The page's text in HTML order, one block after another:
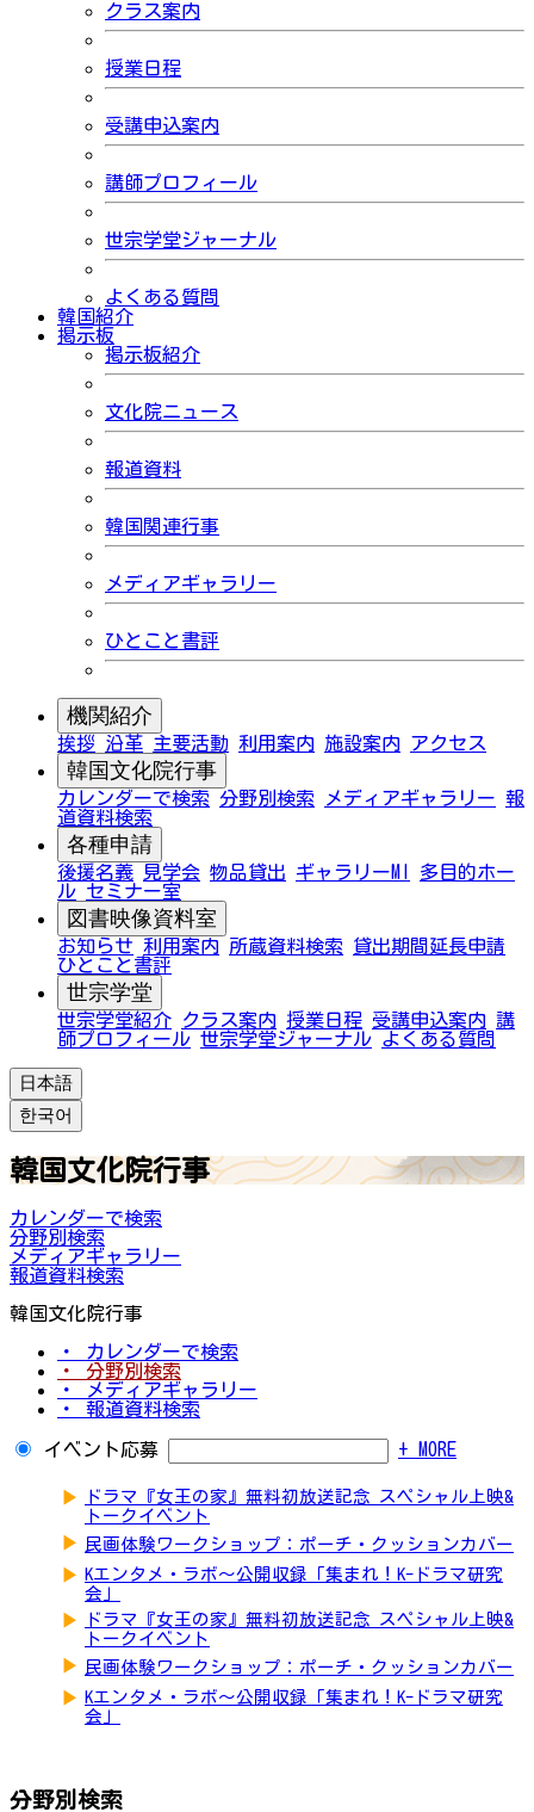
クラス案内
授業日程
受講申込案内
講師プロフィール
世宗学堂ジャーナル
よくある質問
韓国紹介
掲示板
掲示板紹介
文化院ニュース
報道資料
韓国関連行事
メディアギャラリー
ひとこと書評
機関紹介
挨拶 沿革 主要活動 利用案内 施設案内 アクセス
韓国文化院行事
カレンダーで検索 分野別検索 メディアギャラリー 報
道資料検索
各種申請
後援名義 見学会 物品貸出 ギャラリーMI
多目的ホー
ル セミナー室
図書映像資料室
お知らせ 利用案内 所蔵資料検索
貸出期間延長申請
ひとこと書評
世宗学堂
世宗学堂紹介 クラス案内 授業日程 受講申込案内 講
師プロフィール 世宗学堂ジャーナル よくある質問
日本語
한국어
韓国文化院行事
カレンダーで検索
分野別検索
メディアギャラリー
報道資料検索
韓国文化院行事
・ カレンダーで検索
・ 分野別検索
・ メディアギャラリー
・ 報道資料検索
イベント応募 + MORE
▶
ドラマ『女王の家』無料初放送記念 スペシャル上映&
トークイベント
▶ 民画体験ワークショップ：ポーチ・クッションカバー
▶ Kエンタメ・ラボ～公開収録「集まれ！K-ドラマ研究
会」
▶
ドラマ『女王の家』無料初放送記念 スペシャル上映&
トークイベント
▶ 民画体験ワークショップ：ポーチ・クッションカバー
▶ Kエンタメ・ラボ～公開収録「集まれ！K-ドラマ研究
会」
分野別検索